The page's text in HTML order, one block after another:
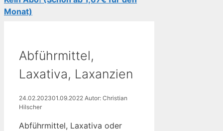
Monat)
Abführmittel,
Laxativa, Laxanzien
24.02.202301.09.2022 Autor: Christian
Hilscher
Abführmittel, Laxativa oder